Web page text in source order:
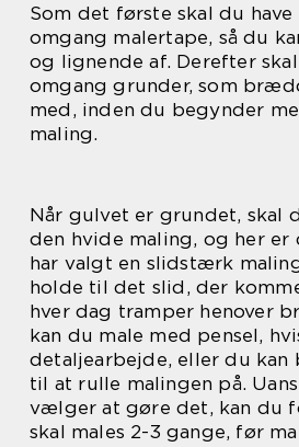
Som det første skal du
omgang malertape, så du
og lignende af. Derefter
omgang grunder, som
med, inden du begynder
maling.
Når gulvet er grundet, skal
den hvide maling, og her
har valgt en slidstærk
holde til det slid, der
hver dag tramper henover
kan du male med pensel,
detaljearbejde, eller du kan
til at rulle malingen på.
vælger at gøre det, kan du
skal males 2-3 gange, før